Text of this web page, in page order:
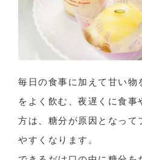
毎日の食事に加えて甘い物
をよく飲む、夜遅くに食事
方は、糖分が原因となって
やすくなります。